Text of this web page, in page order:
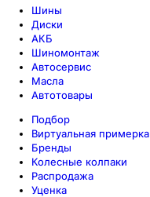
Шины
Диски
АКБ
Шиномонтаж
Автосервис
Масла
Автотовары
Подбор
Виртуальная примерка
Бренды
Колесные колпаки
Распродажа
Уценка